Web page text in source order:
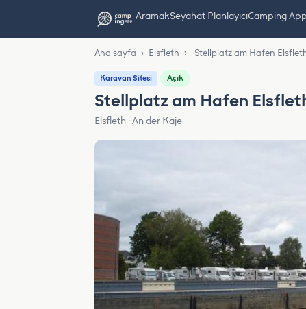
AramakSeyahat PlanlayıcıCamping
Ana sayfa › Elsfleth › Stellplatz am Hafen
Karavan Sitesi Açık
Stellplatz am Hafen
Elsfleth · An der Kaje